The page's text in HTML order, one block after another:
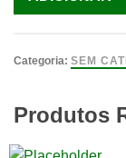
de
Alegre
Perdiz
[Livro]
Categoria: SEM
Produtos